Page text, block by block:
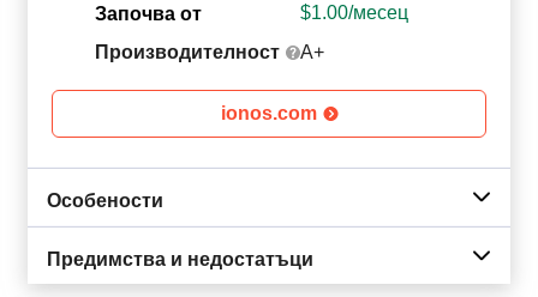
Започва от $1.00/месец
Производителност
A+
ionos.com
Особености
Предимства и недостатъци